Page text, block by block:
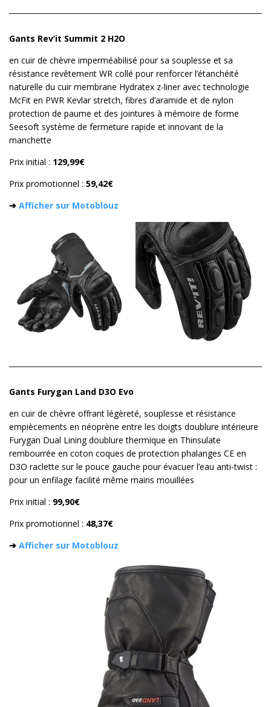
Gants Rev’it Summit 2 H2O
en cuir de chèvre imperméabilisé pour sa souplesse et sa
résistance revêtement WR collé pour renforcer l’étanchéité
naturelle du cuir membrane Hydratex z-liner avec technologie
McFit en PWR Kevlar stretch, fibres d’aramide et de nylon
protection de paume et des jointures à mémoire de forme
Seesoft système de fermeture rapide et innovant de la
manchette
Prix initial : 129,99€
Prix promotionnel : 59,42€
➔ Afficher sur Motoblouz
Gants Furygan Land D3O Evo
en cuir de chèvre offrant légèreté, souplesse et résistance
empiècements en néoprène entre les doigts doublure intérieure
Furygan Dual Lining doublure thermique en Thinsulate
rembourrée en coton coques de protection phalanges CE en
D3O raclette sur le pouce gauche pour évacuer l’eau anti-twist :
pour un enfilage facilité même mains mouillées
Prix initial : 99,90€
Prix promotionnel : 48,37€
➔ Afficher sur Motoblouz